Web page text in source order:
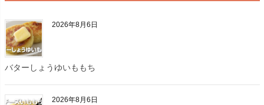
2026年8月6日
バターしょうゆいももち
2026年8月6日